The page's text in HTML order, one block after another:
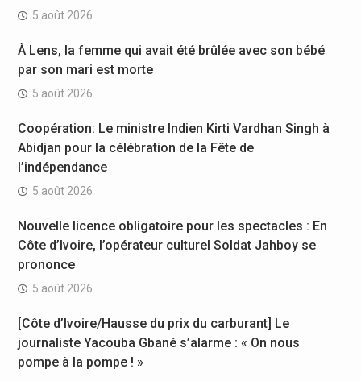
5 août 2026
À Lens, la femme qui avait été brûlée avec son bébé
par son mari est morte
5 août 2026
Coopération: Le ministre Indien Kirti Vardhan Singh à
Abidjan pour la célébration de la Fête de
l’indépendance
5 août 2026
Nouvelle licence obligatoire pour les spectacles : En
Côte d’Ivoire, l’opérateur culturel Soldat Jahboy se
prononce
5 août 2026
[Côte d’Ivoire/Hausse du prix du carburant] Le
journaliste Yacouba Gbané s’alarme : « On nous
pompe à la pompe ! »